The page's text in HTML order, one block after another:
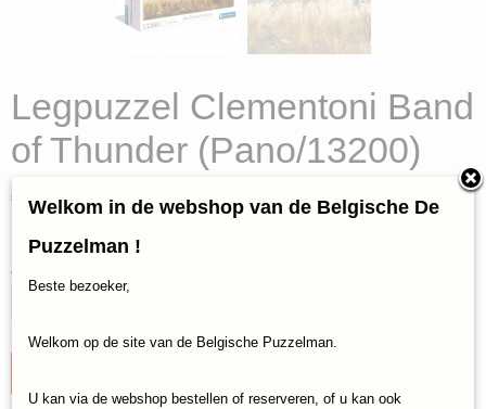
Legpuzzel Clementoni Band
of Thunder (Pano/13200)
€ 89,95 (inclusief btw 21%)
Op voorraad
Aantal
Welkom in de webshop van de Belgische De
Puzzelman !
Beste bezoeker,
Welkom op de site van de Belgische Puzzelman.
U kan via de webshop bestellen of reserveren, of u kan ook